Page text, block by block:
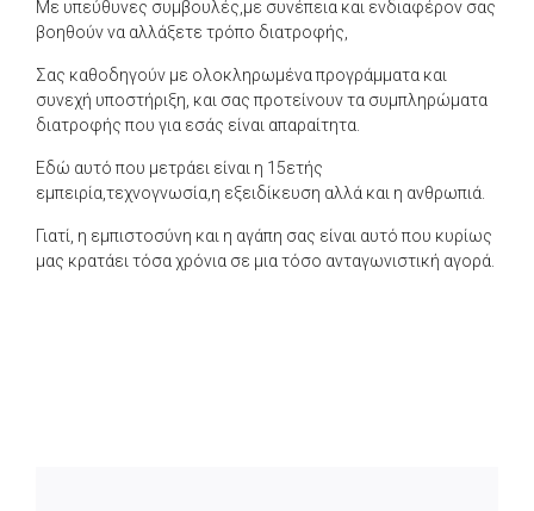
Με υπεύθυνες συμβουλές,με συνέπεια και ενδιαφέρον σας
βοηθούν να αλλάξετε τρόπο διατροφής,
Σας καθοδηγούν με ολοκληρωμένα προγράμματα και
συνεχή υποστήριξη, και σας προτείνουν τα συμπληρώματα
διατροφής που για εσάς είναι απαραίτητα.
Εδώ αυτό που μετράει είναι η 15ετής
εμπειρία,τεχνογνωσία,η εξειδίκευση αλλά και η ανθρωπιά.
Γιατί, η εμπιστοσύνη και η αγάπη σας είναι αυτό που κυρίως
μας κρατάει τόσα χρόνια σε μια τόσο ανταγωνιστική αγορά.